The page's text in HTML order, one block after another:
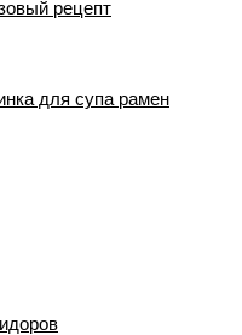
рецепт
для супа рамен